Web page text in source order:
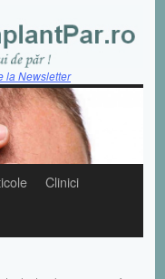
la Newsletter
Clinici